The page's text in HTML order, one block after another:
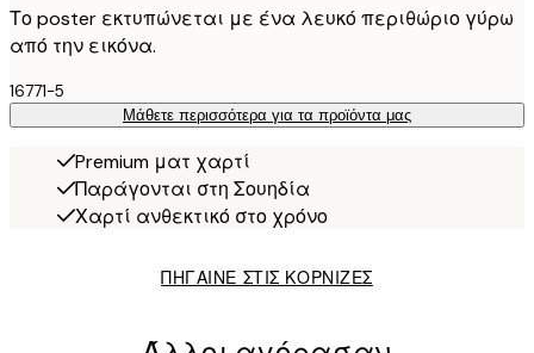
Το poster εκτυπώνεται με ένα λευκό περιθώριο γύρω
από την εικόνα.
16771-5
Μάθετε περισσότερα για τα προϊόντα μας
Premium ματ χαρτί
Παράγονται στη Σουηδία
Χαρτί ανθεκτικό στο χρόνο
ΠΗΓΑΙΝΕ ΣΤΙΣ ΚΟΡΝΙΖΕΣ